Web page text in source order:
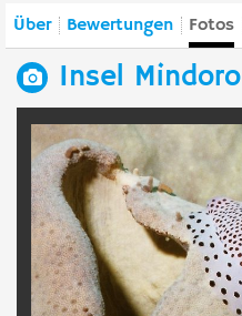
Über Bewertungen Fotos
Insel Mindoro